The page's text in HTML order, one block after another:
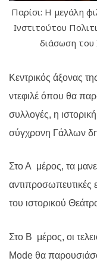
Παρίσι: Η μεγάλη
Ινστιτούτου
διάσωση
Κεντρικός άξονας
ντεφιλέ όπου θα
συλλογές, η
σύγχρονη Γάλλων
Στο Α μέρος, τα
αντιπροσωπευτικές
του ιστορικού
Στο Β μέρος, οι
Mode θα